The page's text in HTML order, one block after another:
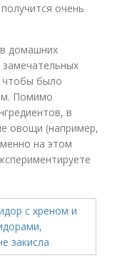
очень
домашних
чтобы было
Помимо
в
овощи (например,
на этом